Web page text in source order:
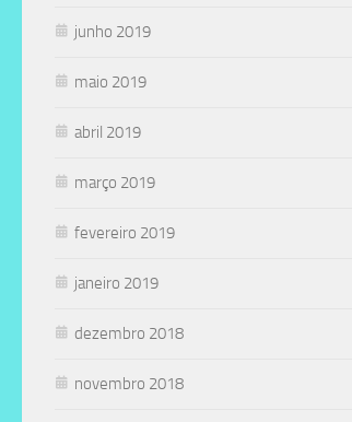
junho 2019
maio 2019
abril 2019
março 2019
fevereiro 2019
janeiro 2019
dezembro 2018
novembro 2018